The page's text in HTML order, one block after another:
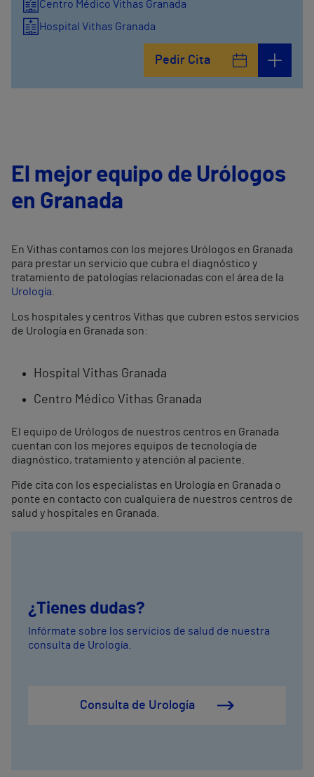
Centro Médico Vithas Granada
Hospital Vithas Granada
Pedir Cita
El mejor equipo de Urólogos
en Granada
En Vithas contamos con los mejores Urólogos en Granada
para prestar un servicio que cubra el diagnóstico y
tratamiento de patologías relacionadas con el área de la
Urología
Los hospitales y centros Vithas que cubren estos servicios
de Urología en Granada son:
Hospital Vithas Granada
Centro Médico Vithas Granada
El equipo de Urólogos de nuestros centros en Granada
cuentan con los mejores equipos de tecnología de
diagnóstico, tratamiento y atención al paciente.
Pide cita con los especialistas en Urología en Granada o
ponte en contacto con cualquiera de nuestros centros de
salud y hospitales en Granada.
¿Tienes dudas?
Infórmate sobre los servicios de salud de nuestra
consulta de Urología.
Consulta de Urología